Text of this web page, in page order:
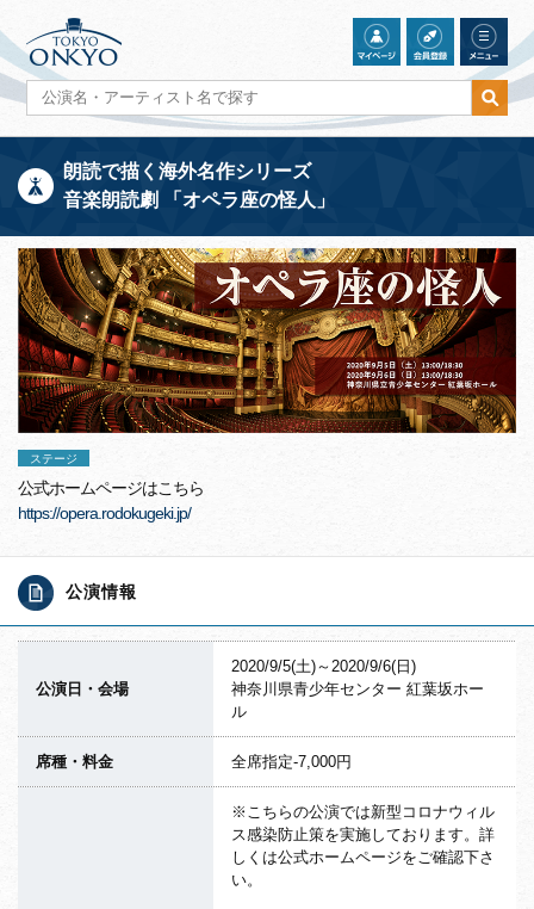
朗読で描く海外名作シリーズ
音楽朗読劇 「オペラ座の怪人」
ステージ
公式ホームページはこちら
https://opera.rodokugeki.jp/
公演情報
公演日・会場
2020/9/5(土)～2020/9/6(日)
神奈川県青少年センター 紅葉坂ホー
ル
席種・料金 全席指定-7,000円
※こちらの公演では新型コロナウィル
ス感染防止策を実施してお ります。詳
しくは公式ホームページをご確認下さ
い。